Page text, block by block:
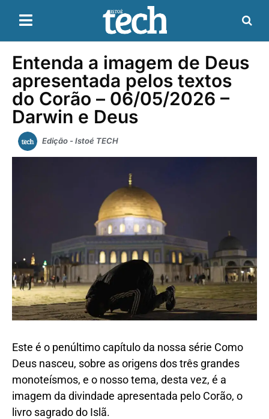
Entenda a imagem de Deus
apresentada pelos textos
do Corão – 06/05/2026 –
Darwin e Deus
Edição - Istoé TECH
Este é o penúltimo capítulo da nossa série Como
Deus nasceu, sobre as origens dos três grandes
monoteísmos, e o nosso tema, desta vez, é a
imagem da divindade apresentada pelo Corão, o
livro sagrado do Islã.